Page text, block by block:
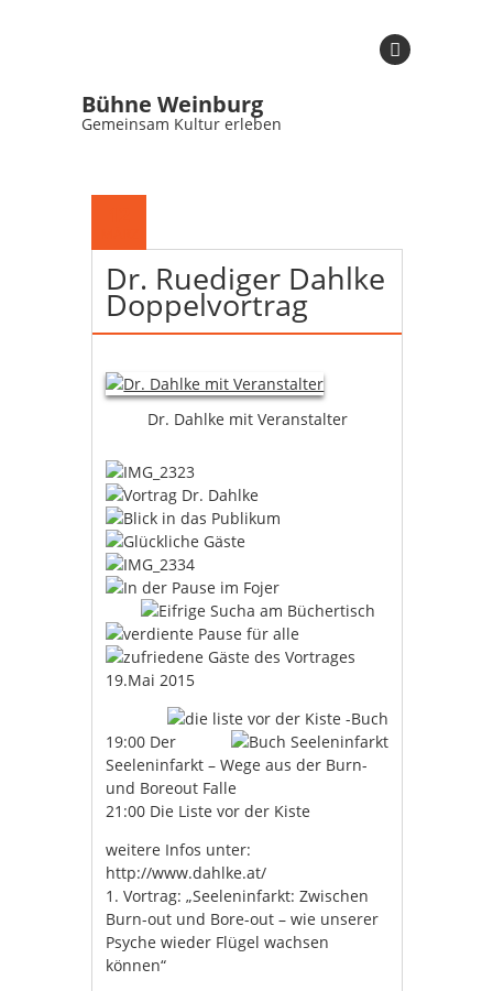
Bühne Weinburg
Gemeinsam Kultur erleben
Dr. Ruediger Dahlke
Doppelvortrag
Dr. Dahlke mit Veranstalter
19.Mai 2015
19:00 Der
Seeleninfarkt – Wege aus der Burn-
und Boreout Falle
21:00 Die Liste vor der Kiste
weitere Infos unter:
http://www.dahlke.at/
1. Vortrag: „Seeleninfarkt: Zwischen
Burn-out und Bore-out – wie unserer
Psyche wieder Flügel wachsen
können“